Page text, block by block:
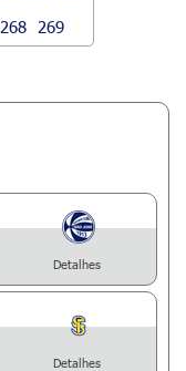
268 269
Detalhes
Detalhes